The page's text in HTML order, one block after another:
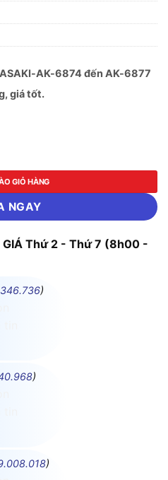
AK-6874 đến AK-6877
giá tốt.
ASAKI-AK-6874 đến AK-6877
GIỎ HÀNG
NGAY
GIÁ Thứ 2 - Thứ 7 (8h00 -
)
)
)